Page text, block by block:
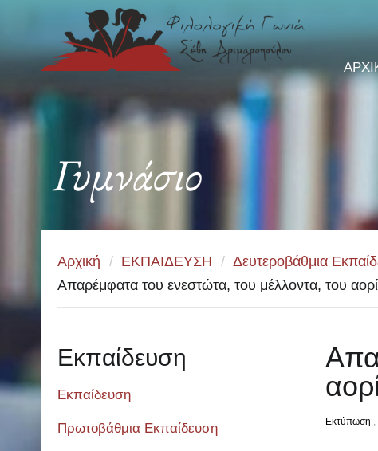
Γυμνάσιο
Αρχική / ΕΚΠΑΙΔΕΥΣΗ / Δευτεροβάθμια
Απαρέμφατα του ενεστώτα, του μέλλοντα, του
Εκτύπωση ,
Εκπαίδευση
Εκπαίδευση
Πρωτοβάθμια Εκπαίδευση